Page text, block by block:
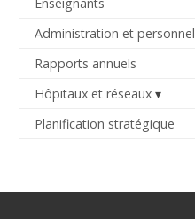
Administration et personnel
Rapports annuels
Hôpitaux et réseaux
Planification stratégique